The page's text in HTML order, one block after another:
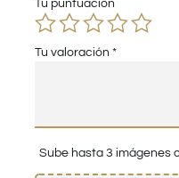
Tu puntuación
Tu valoración *
Sube hasta 3 imágenes